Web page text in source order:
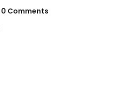
0 Comments